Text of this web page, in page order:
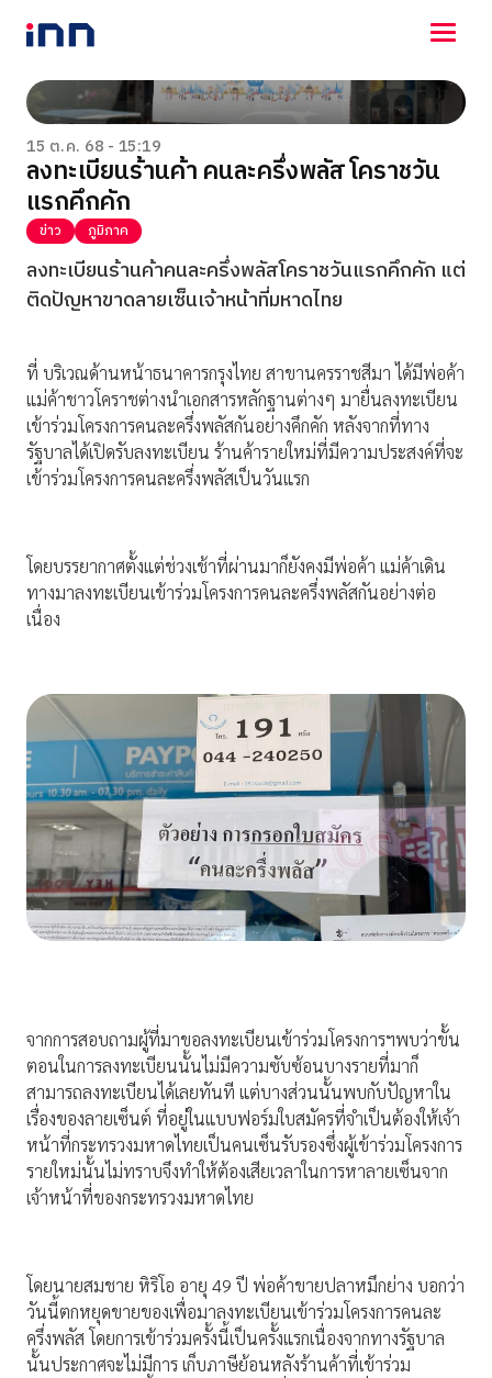
NEWS
ENTERTAINMENT
LIFESTYLE
HOROSCOPE
LOTTERY
VIDEO
ร่วมด้วยช่วยกัน
15 ต.ค. 68 - 15:19
ลงทะเบียนร้านค้า คนละครึ่งพลัส โคราชวัน
แรกคึกคัก
ข่าว ภูมิภาค
ลงทะเบียนร้านค้าคนละครึ่งพลัสโคราชวันแรกคึกคัก แต่
ติดปัญหาขาดลายเซ็นเจ้าหน้าที่มหาดไทย
ที่ บริเวณด้านหน้าธนาคารกรุงไทย สาขานครราชสีมา ได้มีพ่อค้า
แม่ค้าชาวโคราชต่างนำเอกสารหลักฐานต่างๆ มายื่นลงทะเบียน
เข้าร่วมโครงการคนละครึ่งพลัสกันอย่างคึกคัก หลังจากที่ทาง
รัฐบาลได้เปิดรับลงทะเบียน ร้านค้ารายใหม่ที่มีความประสงค์ที่จะ
เข้าร่วมโครงการคนละครึ่งพลัสเป็นวันแรก
โดยบรรยากาศตั้งแต่ช่วงเช้าที่ผ่านมาก็ยังคงมีพ่อค้า แม่ค้าเดิน
ทางมาลงทะเบียนเข้าร่วมโครงการคนละครึ่งพลัสกันอย่างต่อ
เนื่อง
จากการสอบถามผู้ที่มาขอลงทะเบียนเข้าร่วมโครงการฯพบว่าขั้น
ตอนในการลงทะเบียนนั้นไม่มีความซับซ้อนบางรายที่มาก็
สามารถลงทะเบียนได้เลยทันที แต่บางส่วนนั้นพบกับปัญหาใน
เรื่องของลายเซ็นต์ ที่อยู่ในแบบฟอร์มใบสมัครที่จำเป็นต้องให้เจ้า
หน้าที่กระทรวงมหาดไทยเป็นคนเซ็นรับรองซึ่งผู้เข้าร่วมโครงการ
รายใหม่นั้นไม่ทราบจึงทำให้ต้องเสียเวลาในการหาลายเซ็นจาก
เจ้าหน้าที่ของกระทรวงมหาดไทย
โดยนายสมชาย หิริโอ อายุ 49 ปี พ่อค้าขายปลาหมึกย่าง บอกว่า
วันนี้ตกหยุดขายของเพื่อมาลงทะเบียนเข้าร่วมโครงการคนละ
ครึ่งพลัส โดยการเข้าร่วมครั้งนี้เป็นครั้งแรกเนื่องจากทางรัฐบาล
นั้นประกาศจะไม่มีการ เก็บภาษีย้อนหลังร้านค้าที่เข้าร่วม